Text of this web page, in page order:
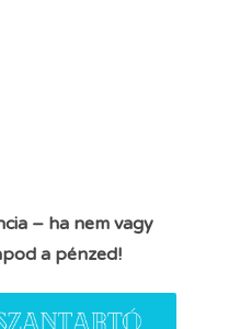
– ha nem vagy
a pénzed!